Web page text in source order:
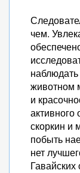
чем.
животном
и
активного
скоркин и
побыть
нет
Гавайских